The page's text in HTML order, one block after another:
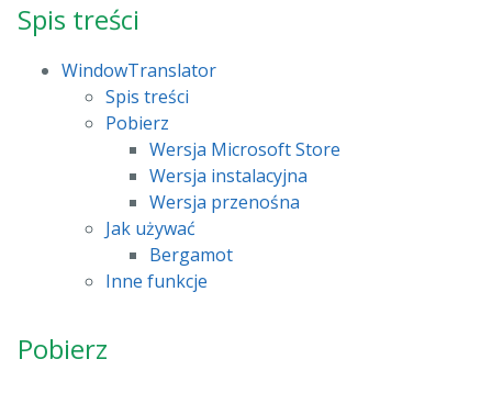
Spis treści
WindowTranslator
Spis treści
Pobierz
Wersja Microsoft Store
Wersja instalacyjna
Wersja przenośna
Jak używać
Bergamot
Inne funkcje
Pobierz